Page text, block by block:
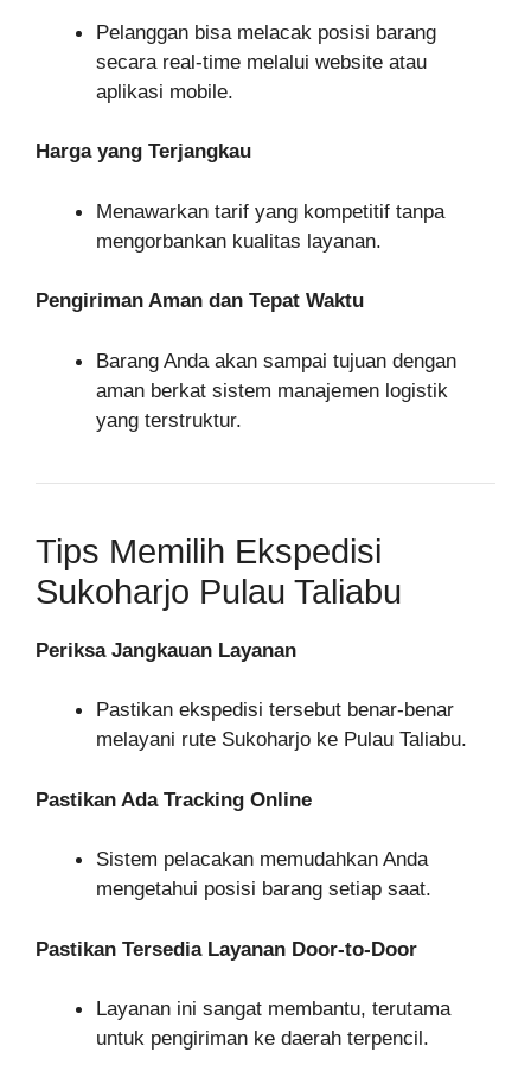
Pelanggan bisa melacak posisi barang
secara real-time melalui website atau
aplikasi mobile.
Harga yang Terjangkau
Menawarkan tarif yang kompetitif tanpa
mengorbankan kualitas layanan.
Pengiriman Aman dan Tepat Waktu
Barang Anda akan sampai tujuan dengan
aman berkat sistem manajemen logistik
yang terstruktur.
Tips Memilih Ekspedisi
Sukoharjo Pulau Taliabu
Periksa Jangkauan Layanan
Pastikan ekspedisi tersebut benar-benar
melayani rute Sukoharjo ke Pulau Taliabu.
Pastikan Ada Tracking Online
Sistem pelacakan memudahkan Anda
mengetahui posisi barang setiap saat.
Pastikan Tersedia Layanan Door-to-Door
Layanan ini sangat membantu, terutama
untuk pengiriman ke daerah terpencil.